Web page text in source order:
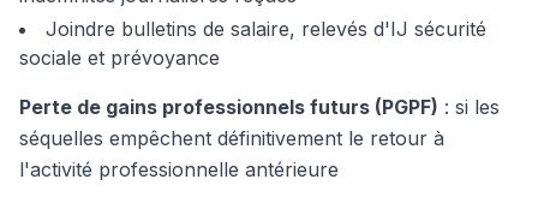
Joindre bulletins de salaire, relevés d'IJ sécurité
sociale et prévoyance
Perte de gains professionnels futurs (PGPF) : si les
séquelles empêchent définitivement le retour à
l'activité professionnelle antérieure